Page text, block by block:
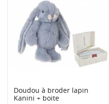
Doudou à broder lapin
Kanini + boite